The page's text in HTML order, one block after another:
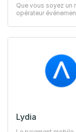
Que vous soyez un
opérateur
clients.
Lydia